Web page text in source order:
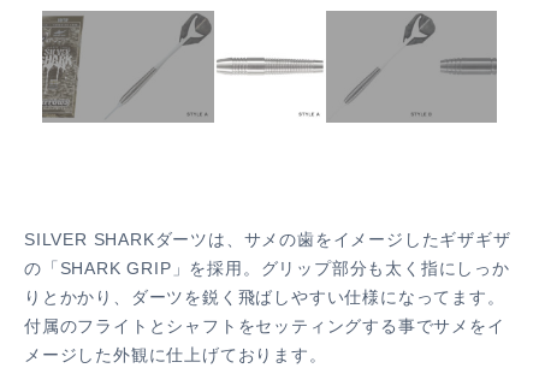
SILVER SHARKダーツは、サメの歯をイメージしたギザギザ
の「SHARK GRIP」を採用。グリップ部分も太く指にしっか
りとかかり、ダーツを鋭く飛ばしやすい仕様になってます。
付属のフライトとシャフトをセッティングする事でサメをイ
メージした外観に仕上げております。